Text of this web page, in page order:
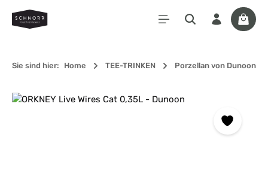
Zum Hauptinhalt springen
Sie sind hier: Home TEE-TRINKEN Porzellan von Dunoon
Bildergalerie überspringen